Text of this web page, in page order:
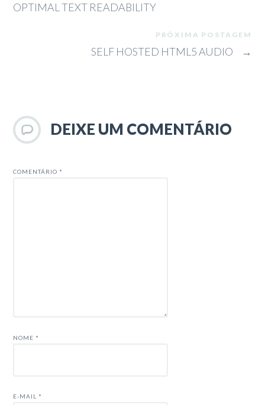
OPTIMAL TEXT READABILITY
PRÓXIMA POSTAGEM
SELF HOSTED HTML5 AUDIO →
DEIXE UM COMENTÁRIO
COMENTÁRIO *
NOME *
E-MAIL *